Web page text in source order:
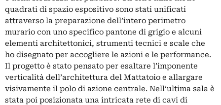
quadrati di spazio espositivo sono stati unificati
attraverso la preparazione dell’intero perimetro
murario con uno specifico pantone di grigio e alcuni
elementi architettonici, strumenti tecnici e scale che
ho disegnato per accogliere le azioni e le performance.
Il progetto è stato pensato per esaltare l’imponente
verticalità dell’architettura del Mattatoio e allargare
visivamente il polo di azione centrale. Nell’ultima sala è
stata poi posizionata una intricata rete di cavi di